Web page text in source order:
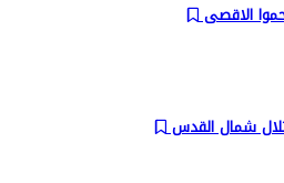
الاقصى
شمال القدس